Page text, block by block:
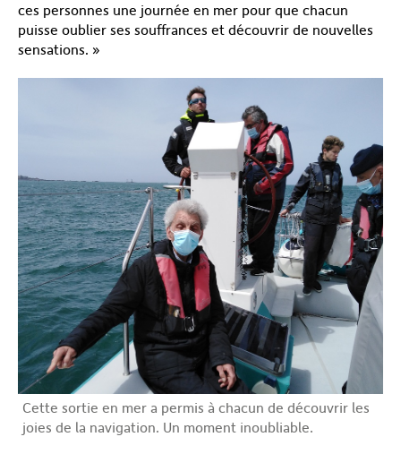
ces personnes une journée en mer pour que chacun
puisse oublier ses souffrances et découvrir de nouvelles
sensations. »
Cette sortie en mer a permis à chacun de découvrir les
joies de la navigation. Un moment inoubliable.